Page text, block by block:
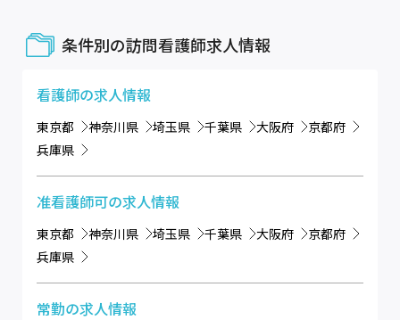
条件別の訪問看護師求人情報
看護師の求人情報
東京都 神奈川県 埼玉県 千葉県 大阪府
京都府
兵庫県
准看護師可の求人情報
東京都 神奈川県 埼玉県 千葉県 大阪府
京都府
兵庫県
常勤の求人情報